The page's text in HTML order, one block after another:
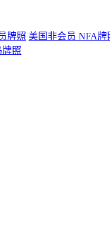
牌照 美国非会员 NFA牌
牌照